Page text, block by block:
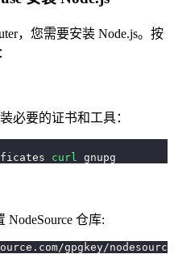
，您需要安装 Node.js。按
必要的证书和工具：
curl gnupg
NodeSource 仓库:
gpgkey/